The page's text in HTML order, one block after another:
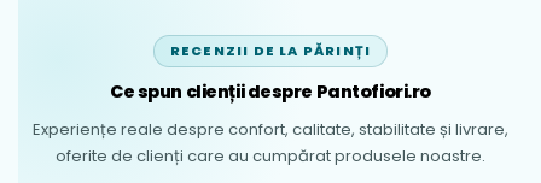
RECENZII DE LA PĂRINȚI
Ce spun clienții despre Pantofiori.ro
Experiențe reale despre confort, calitate, stabilitate și livrare,
oferite de clienți care au cumpărat produsele noastre.